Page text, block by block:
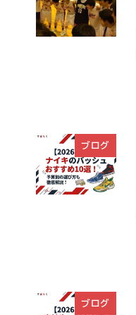
ブログ
ブログ